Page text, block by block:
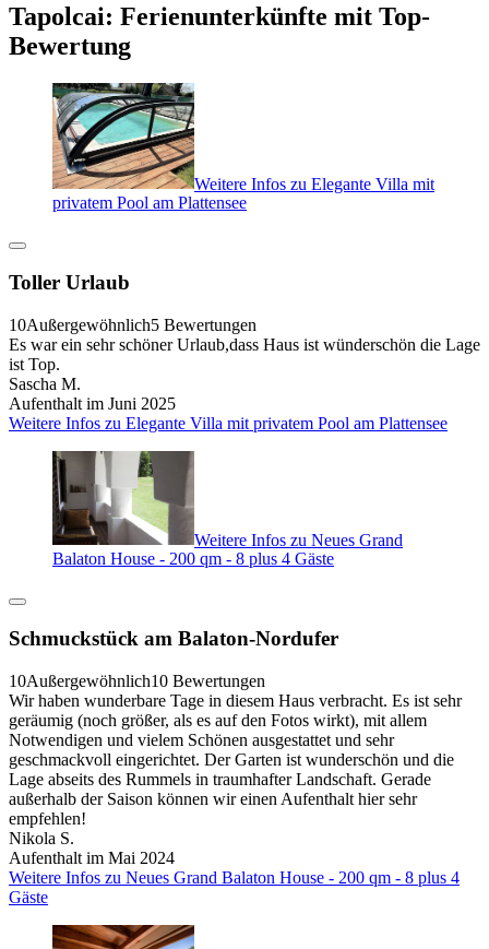
Tapolcai: Ferienunterkünfte mit Top-
Bewertung
Weitere Infos zu Elegante Villa mit
privatem Pool am Plattensee
Toller Urlaub
10Außergewöhnlich5 Bewertungen
Es war ein sehr schöner Urlaub,dass Haus ist wünderschön die Lage
ist Top.
Sascha M.
Aufenthalt im Juni 2025
Weitere Infos zu Elegante Villa mit privatem Pool am Plattensee
Weitere Infos zu Neues Grand
Balaton House - 200 qm - 8 plus 4 Gäste
Schmuckstück am Balaton-Nordufer
10Außergewöhnlich10 Bewertungen
Wir haben wunderbare Tage in diesem Haus verbracht. Es ist sehr
geräumig (noch größer, als es auf den Fotos wirkt), mit allem
Notwendigen und vielem Schönen ausgestattet und sehr
geschmackvoll eingerichtet. Der Garten ist wunderschön und die
Lage abseits des Rummels in traumhafter Landschaft. Gerade
außerhalb der Saison können wir einen Aufenthalt hier sehr
empfehlen!
Nikola S.
Aufenthalt im Mai 2024
Weitere Infos zu Neues Grand Balaton House - 200 qm - 8 plus 4
Gäste